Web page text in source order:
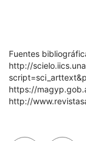
Fuentes
http://
https://
http://